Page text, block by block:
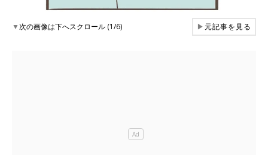
▼次の画像は下へスクロール (1/6) ▶元記事を見る